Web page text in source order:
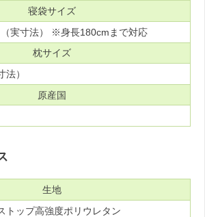
寝袋サイズ
実寸法） ※身長180cmまで対応
枕サイズ
）
原産国
生地
トップ高強度ポリウレタン